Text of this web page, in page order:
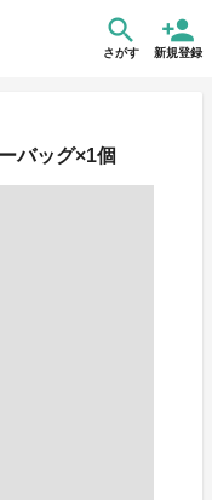
さがす 新規登録
バッグ×1個